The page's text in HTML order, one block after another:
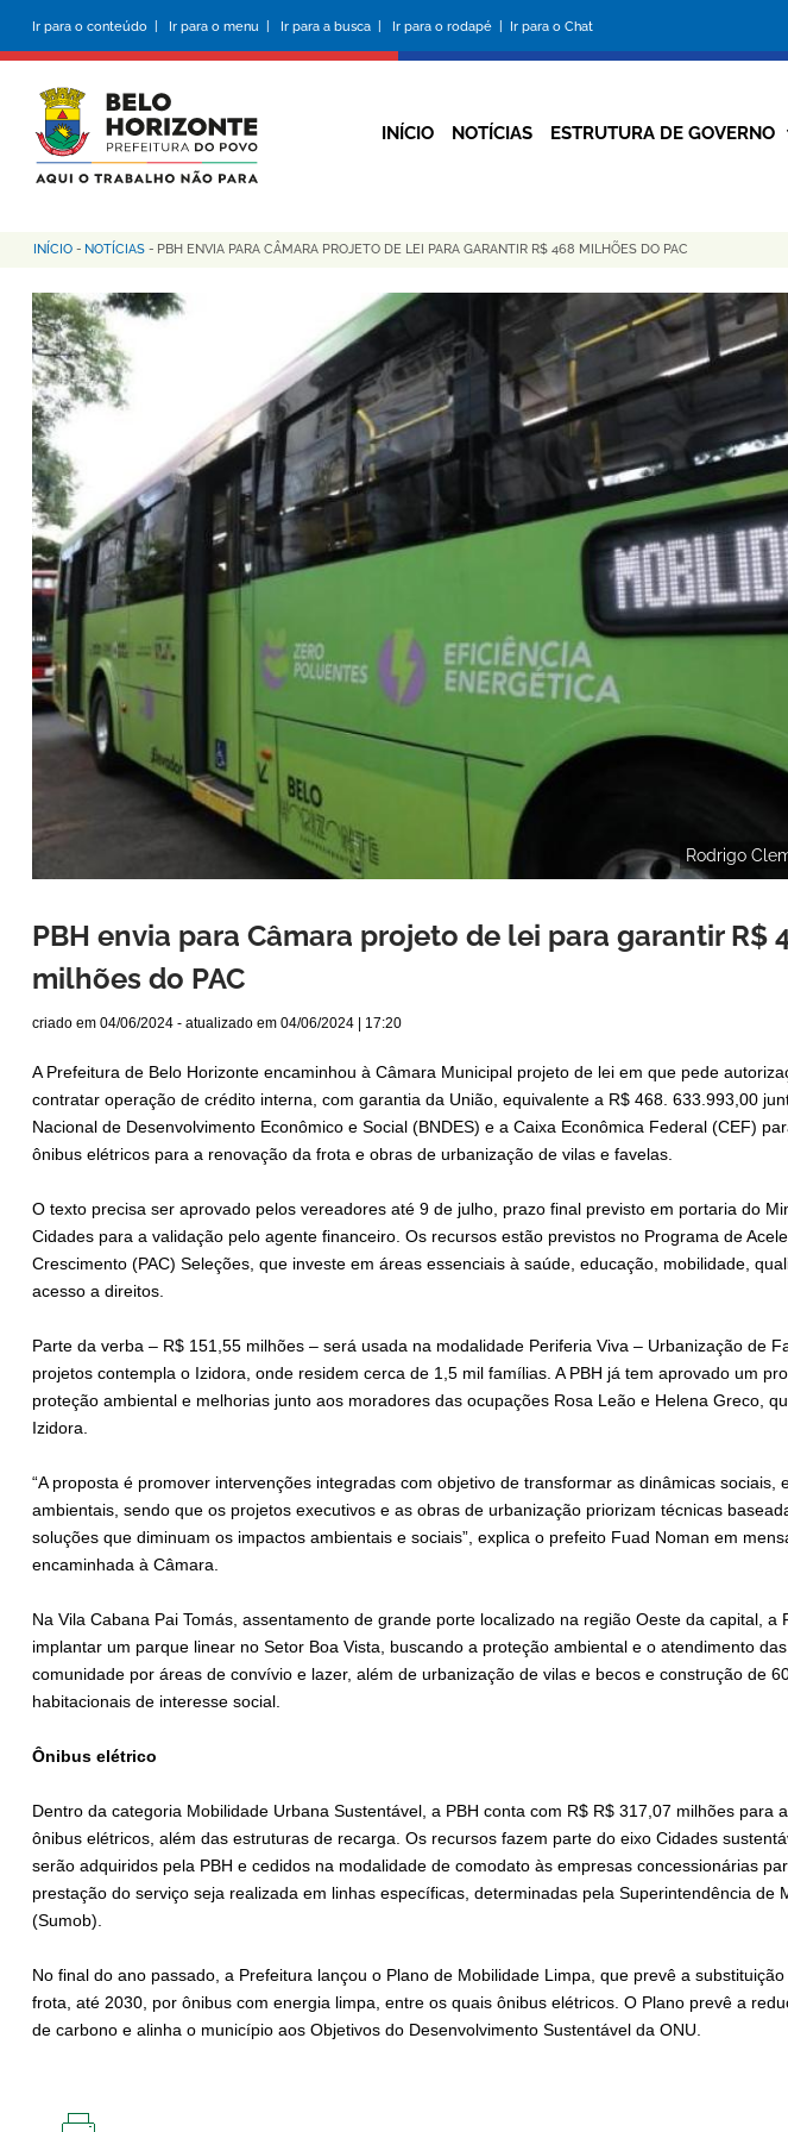
conteúdo
principal
Ir para o conteúdo | Ir para o menu | Ir para a busca | Ir para o rodapé | Ir para o Chat
da
INÍCIO NOTÍCIAS ESTRUTURA DE GOVERNO
Trilha
de
navegação
INÍCIO - NOTÍCIAS - PBH ENVIA PARA CÂMARA PROJETO DE LEI PARA GARANTIR R$ 468 MILHÕES DO PAC
Rodrigo
PBH envia para Câmara projeto de lei para garantir R$
milhões do PAC
criado em 04/06/2024 - atualizado em 04/06/2024 | 17:20
A Prefeitura de Belo Horizonte encaminhou à Câmara Municipal projeto de lei em que pede
contratar operação de crédito interna, com garantia da União, equivalente a R$ 468. 633.993,00
Nacional de Desenvolvimento Econômico e Social (BNDES) e a Caixa Econômica Federal (CEF)
ônibus elétricos para a renovação da frota e obras de urbanização de vilas e favelas.
O texto precisa ser aprovado pelos vereadores até 9 de julho, prazo final previsto em portaria do
Cidades para a validação pelo agente financeiro. Os recursos estão previstos no Programa de
Crescimento (PAC) Seleções, que investe em áreas essenciais à saúde, educação, mobilidade,
acesso a direitos.
Parte da verba – R$ 151,55 milhões – será usada na modalidade Periferia Viva – Urbanização de
projetos contempla o Izidora, onde residem cerca de 1,5 mil famílias. A PBH já tem aprovado um
proteção ambiental e melhorias junto aos moradores das ocupações Rosa Leão e Helena Greco,
Izidora.
“A proposta é promover intervenções integradas com objetivo de transformar as dinâmicas sociais,
ambientais, sendo que os projetos executivos e as obras de urbanização priorizam técnicas
soluções que diminuam os impactos ambientais e sociais”, explica o prefeito Fuad Noman em
encaminhada à Câmara.
Na Vila Cabana Pai Tomás, assentamento de grande porte localizado na região Oeste da capital, a
implantar um parque linear no Setor Boa Vista, buscando a proteção ambiental e o atendimento
comunidade por áreas de convívio e lazer, além de urbanização de vilas e becos e construção de
habitacionais de interesse social.
Ônibus elétrico
Dentro da categoria Mobilidade Urbana Sustentável, a PBH conta com R$ R$ 317,07 milhões para
ônibus elétricos, além das estruturas de recarga. Os recursos fazem parte do eixo Cidades
serão adquiridos pela PBH e cedidos na modalidade de comodato às empresas concessionárias
prestação do serviço seja realizada em linhas específicas, determinadas pela Superintendência de
(Sumob).
No final do ano passado, a Prefeitura lançou o Plano de Mobilidade Limpa, que prevê a
frota, até 2030, por ônibus com energia limpa, entre os quais ônibus elétricos. O Plano prevê a
de carbono e alinha o município aos Objetivos do Desenvolvimento Sustentável da ONU.